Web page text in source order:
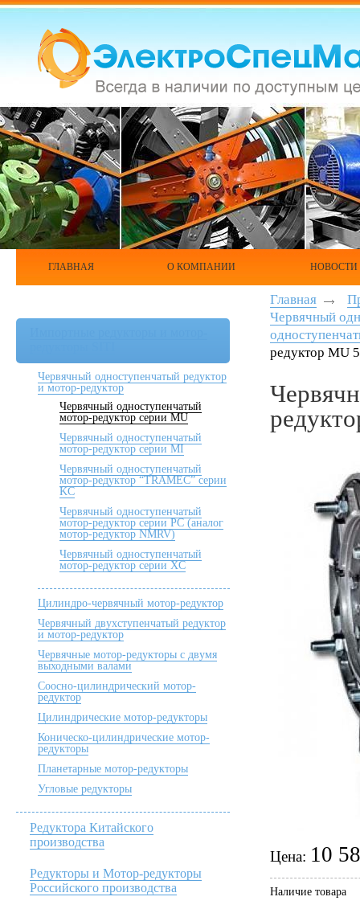
ГЛАВНАЯ О КОМПАНИИ НОВОСТИ
Червячный одноступенчатый редуктор
и мотор-редуктор
Червячный одноступенчатый
мотор-редуктор серии MU
Червячный одноступенчатый
мотор-редуктор серии MI
Червячный одноступенчатый
мотор-редуктор “TRAMEC” серии
KC
Червячный одноступенчатый
мотор-редуктор серии РС (аналог
мотор-редуктор NMRV)
Червячный одноступенчатый
мотор-редуктор серии XC
Цилиндро-червячный мотор-редуктор
Червячный двухступенчатый редуктор
и мотор-редуктор
Червячные мотор-редукторы с двумя
выходными валами
Соосно-цилиндрический мотор-
редуктор
Цилиндрические мотор-редукторы
Коническо-цилиндрические мотор-
редукторы
Планетарные мотор-редукторы
Угловые редукторы
Редуктора Китайского
производства
Редукторы и Мотор-редукторы
Российского производства
Главная
Червячный
редуктор MU
Цена: 10
Наличие товара